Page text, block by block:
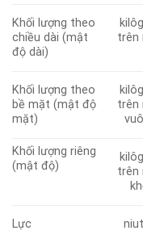
Khối lượng theo
chiều dài (mật
độ dài)
trên
Khối lượng theo
bề mặt (mật độ
mặt)
trên
Khối lượng riêng
(mật độ)
trên
Lực